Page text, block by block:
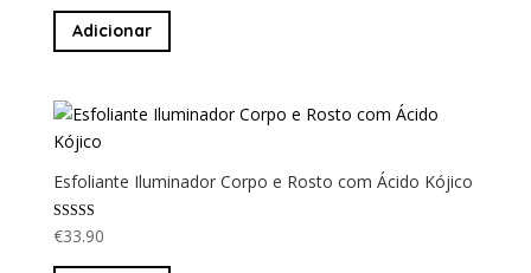
Adicionar
Esfoliante Iluminador Corpo e Rosto com Ácido Kójico
Avaliação
5.00
€33.90